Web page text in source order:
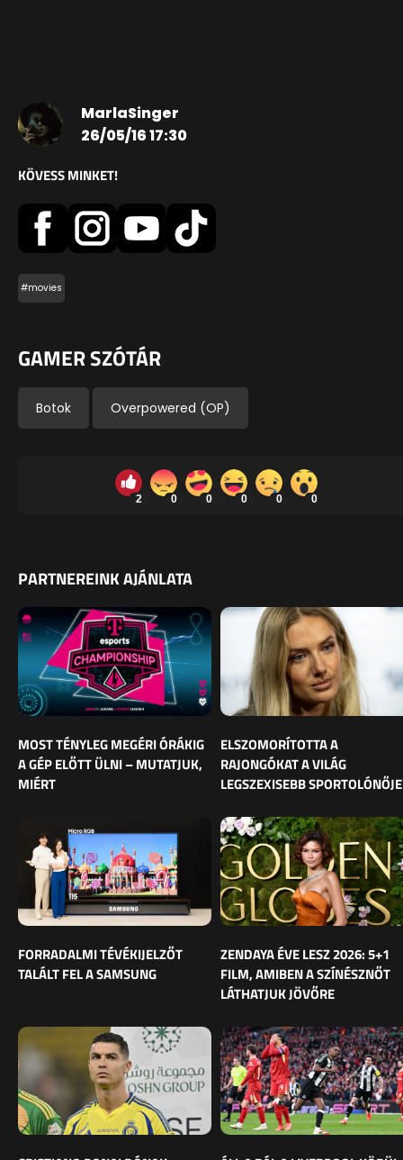
MarlaSinger
26/05/16 17:30
KÖVESS MINKET!
#movies
GAMER SZÓTÁR
Botok Overpowered (OP)
2 0 0 0 0 0
PARTNEREINK AJÁNLATA
MOST TÉNYLEG MEGÉRI ÓRÁKIG
A GÉP ELŐTT ÜLNI – MUTATJUK,
MIÉRT
ELSZOMORÍTOTTA A
RAJONGÓKAT A VILÁG
LEGSZEXISEBB SPORTOLÓNŐJE
FORRADALMI TÉVÉKIJELZŐT
TALÁLT FEL A SAMSUNG
ZENDAYA ÉVE LESZ 2026: 5+1
FILM, AMIBEN A SZÍNÉSZNŐT
LÁTHATJUK JÖVŐRE